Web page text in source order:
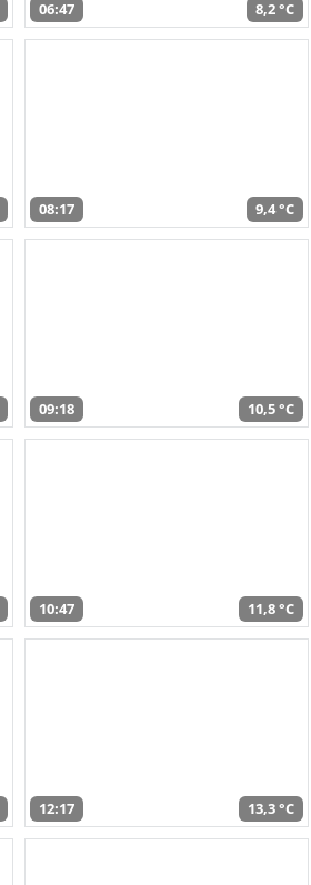
06:47 8,2 °C
08:17 9,4 °C
09:18 10,5 °C
10:47 11,8 °C
12:17 13,3 °C